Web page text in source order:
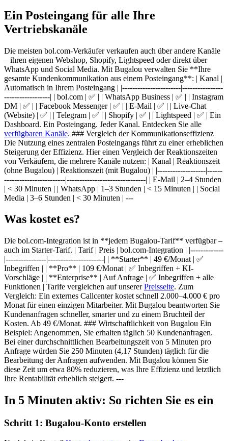
Ein Posteingang für alle Ihre
Vertriebskanäle
Die meisten bol.com-Verkäufer verkaufen auch über andere Kanäle
– ihren eigenen Webshop, Shopify, Lightspeed oder direkt über
WhatsApp und Social Media. Mit Bugalou verwalten Sie **Ihre
gesamte Kundenkommunikation aus einem Posteingang**: | Kanal |
Automatisch in Ihrem Posteingang | |-----------------------|----------------
------------------| | bol.com | ✅ | | WhatsApp Business | ✅ | | Instagram
DM | ✅ | | Facebook Messenger | ✅ | | E-Mail | ✅ | | Live-Chat
(Website) | ✅ | | Telegram | ✅ | | Shopify | ✅ | | Lightspeed | ✅ | Ein
Dashboard. Ein Posteingang. Jeder Kanal. Entdecken Sie alle
verfügbaren Kanäle. ### Vergleich der Kommunikationseffizienz
Die Nutzung eines zentralen Posteingangs führt zu einer erheblichen
Steigerung der Effizienz. Hier einen Vergleich der Reaktionszeiten
von Verkäufern, die mehrere Kanäle nutzen: | Kanal | Reaktionszeit
(ohne Bugalou) | Reaktionszeit (mit Bugalou) | |-------------------|------
------------------------|-------------------------------| | E-Mail | 2–4 Stunden
| < 30 Minuten | | WhatsApp | 1–3 Stunden | < 15 Minuten | | Social
Media | 3–6 Stunden | < 30 Minuten | ---
Was kostet es?
Die bol.com-Integration ist in **jedem Bugalou-Tarif** verfügbar –
auch im Starter-Tarif. | Tarif | Preis | bol.com-Integration | |-------------
|----------------|----------------------| | **Starter** | 49 €/Monat | ✅
Inbegriffen | | **Pro** | 109 €/Monat | ✅ Inbegriffen + KI-
Vorschläge | | **Enterprise** | Auf Anfrage | ✅ Inbegriffen + alle
Funktionen | Tarife vergleichen auf unsererPreisseite. Zum
Vergleich: Ein externes Callcenter kostet schnell 2.000–4.000 € pro
Monat für einen einzigen Mitarbeiter. Mit Bugalou beantworten Sie
Kundenanfragen schneller, smarter und zu einem Bruchteil der
Kosten. Ab 49 €/Monat. ### Wirtschaftlichkeit von Bugalou Ein
Beispiel: Angenommen, Sie erhalten täglich 50 Kundenanfragen.
Bei einer durchschnittlichen Bearbeitungszeit von 5 Minuten pro
Anfrage würden Sie 250 Minuten (4,17 Stunden) täglich für die
Bearbeitung der Anfragen aufwenden. Mit Bugalou können Sie
diese Zeit um etwa 80% reduzieren, was Ihre Effizienz und letztlich
Ihre Rentabilität erheblich steigert. ---
In 5 Minuten aktiv: So richten Sie es ein
Schritt 1: Bugalou-Konto erstellen